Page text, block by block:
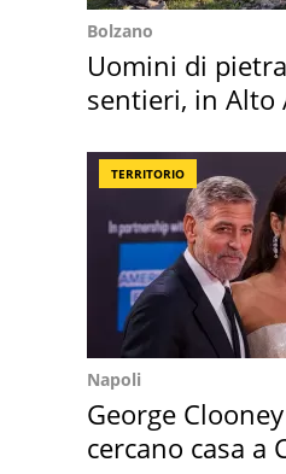
Bolzano
Uomini di
sentieri, in Alto
TERRITORIO
Napoli
George
cercano casa a